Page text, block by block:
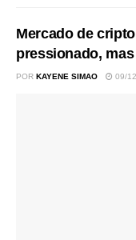
Mercado de
pressionado,
POR KAYENE SIMAO 09/